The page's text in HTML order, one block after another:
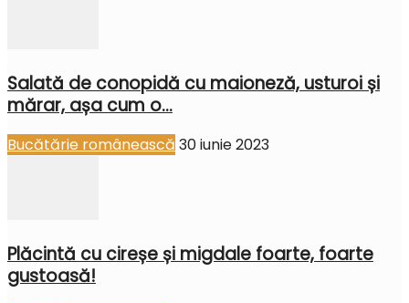
Salată de conopidă cu maioneză, usturoi și
mărar, așa cum o...
Bucătărie românească 30 iunie 2023
Plăcintă cu cireșe și migdale foarte, foarte
gustoasă!